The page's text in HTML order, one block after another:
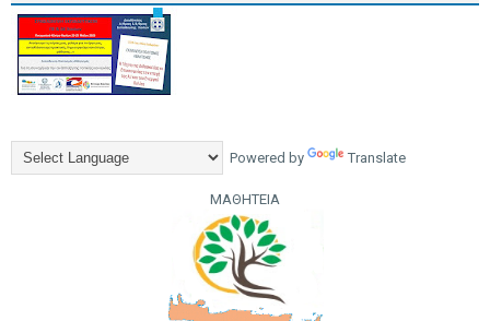
Powered by Translate
ΜΑΘΗΤΕΙΑ